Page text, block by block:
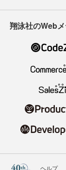
翔泳社のWeb
ヘルプ